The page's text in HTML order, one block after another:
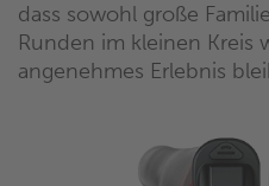
dass sowohl große
Runden im kleinen Kreis
angenehmes Erlebnis